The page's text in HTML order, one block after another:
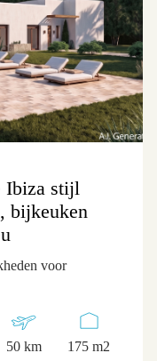
Ibiza stijl
bijkeuken
voor
50 km 175 m2